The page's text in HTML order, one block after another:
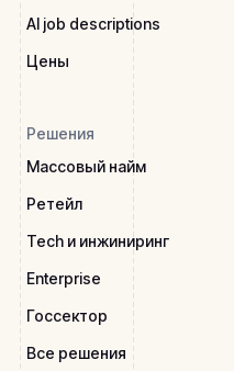
AI job descriptions
Цены
Решения
Массовый найм
Ретейл
Tech и инжиниринг
Enterprise
Госсектор
Все решения